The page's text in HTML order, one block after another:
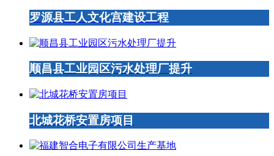
罗源县工人文化宫建设工程
顺昌县工业园区污水处理厂提升
北城花桥安置房项目